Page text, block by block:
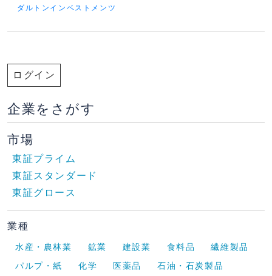
ダルトンインベストメンツ
ログイン
企業をさがす
市場
東証プライム
東証スタンダード
東証グロース
業種
水産・農林業 鉱業 建設業 食料品
繊維製品
パルプ・紙
化学 医薬品
石油・石炭製品